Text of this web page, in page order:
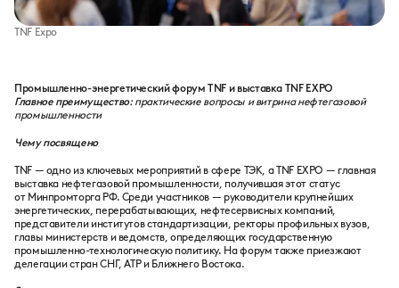
TNF Expo
Промышленно-энергетический форум TNF и выставка TNF EXPO
Главное преимущество: практические вопросы и витрина нефтегазовой
промышленности
Чему посвящено
TNF — одно из ключевых мероприятий в сфере ТЭК, а TNF EXPO — главная
выставка нефтегазовой промышленности, получившая этот статус
от Минпромторга РФ. Среди участников — руководители крупнейших
энергетических, перерабатывающих, нефтесервисных компаний,
представители институтов стандартизации, ректоры профильных вузов,
главы министерств и ведомств, определяющих государственную
промышленно-технологическую политику. На форум также приезжают
делегации стран СНГ, АТР и Ближнего Востока.